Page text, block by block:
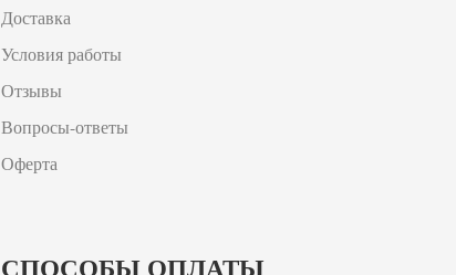
Доставка
Условия работы
Отзывы
Вопросы-ответы
Оферта